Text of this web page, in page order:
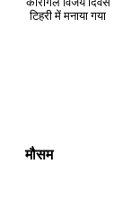
टिहरी में मनाया गया
मौसम